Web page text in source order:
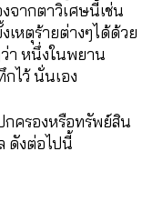
จากตาวิเศษนี้เช่น
เหตุร้ายต่างๆได้ด้วย
ว่า หนึ่งในพยาน
ไว้ นั่นเอง
กครองหรือทรัพย์สิน
ดังต่อไปนี้